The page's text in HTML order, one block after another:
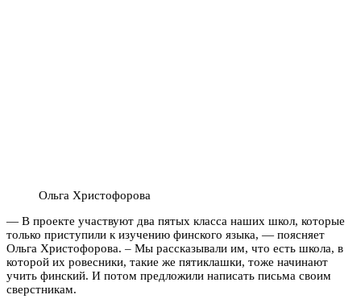
Ольга Христофорова
— В проекте участвуют два пятых класса наших школ, которые
только приступили к изучению финского языка, — поясняет
Ольга Христофорова. – Мы рассказывали им, что есть школа, в
которой их ровесники, такие же пятиклашки, тоже начинают
учить финский. И потом предложили написать письма своим
сверстникам.